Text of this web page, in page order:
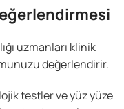
uzmanları klinik
değerlendirir.
testler ve yüz yüze